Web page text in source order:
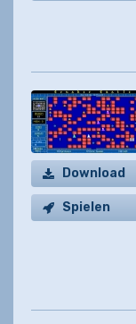
Download
Spielen